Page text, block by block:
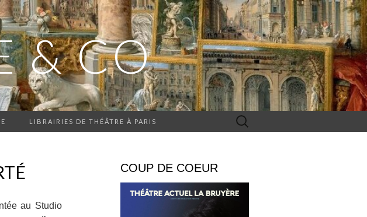
& CO
LIBRAIRIES DE THÉÂTRE À PARIS Rechercher :
au Studio
COUP DE COEUR